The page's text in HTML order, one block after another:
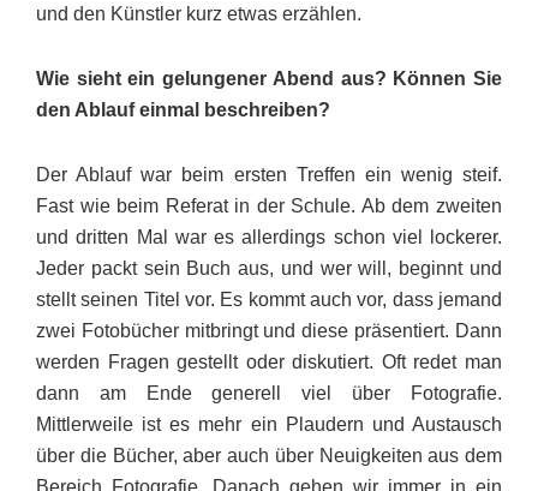
und den Künstler kurz etwas erzählen.
Wie sieht ein gelungener Abend aus? Können Sie
den Ablauf einmal beschreiben?
Der Ablauf war beim ersten Treffen ein wenig steif.
Fast wie beim Referat in der Schule. Ab dem zweiten
und dritten Mal war es allerdings schon viel lockerer.
Jeder packt sein Buch aus, und wer will, beginnt und
stellt seinen Titel vor. Es kommt auch vor, dass jemand
zwei Fotobücher mitbringt und diese präsentiert. Dann
werden Fragen gestellt oder diskutiert. Oft redet man
dann am Ende generell viel über Fotografie.
Mittlerweile ist es mehr ein Plaudern und Austausch
über die Bücher, aber auch über Neuigkeiten aus dem
Bereich Fotografie. Danach gehen wir immer in ein